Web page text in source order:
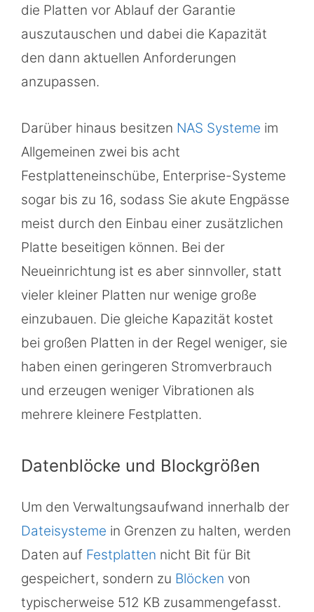
die Platten vor Ablauf der Garantie
auszutauschen und dabei die Kapazität
den dann aktuellen Anforderungen
anzupassen.
Darüber hinaus besitzen NAS Systeme im
Allgemeinen zwei bis acht
Festplatteneinschübe, Enterprise-Systeme
sogar bis zu 16, sodass Sie akute Engpässe
meist durch den Einbau einer zusätzlichen
Platte beseitigen können. Bei der
Neueinrichtung ist es aber sinnvoller, statt
vieler kleiner Platten nur wenige große
einzubauen. Die gleiche Kapazität kostet
bei großen Platten in der Regel weniger, sie
haben einen geringeren Stromverbrauch
und erzeugen weniger Vibrationen als
mehrere kleinere Festplatten.
Datenblöcke und Blockgrößen
Um den Verwaltungsaufwand innerhalb der
Dateisysteme in Grenzen zu halten, werden
Daten auf Festplatten nicht Bit für Bit
gespeichert, sondern zu Blöcken von
typischerweise 512 KB zusammengefasst.